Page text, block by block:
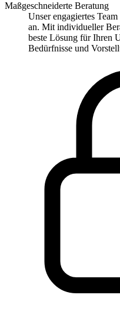
Maßgeschneiderte Beratung
Unser engagiertes
an. Mit individueller
beste Lösung für Ihren
Bedürfnisse und